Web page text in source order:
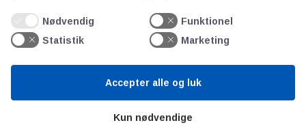
browser til næste gang jeg kommenterer.
Nødvendig
Funktionel
Statistik
Marketing
Kun nødvendige
Accepter alle og luk